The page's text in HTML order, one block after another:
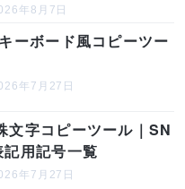
年8月7日
ーボード風コピーツー
年7月27日
文字コピーツール｜SN
用記号一覧
年7月27日